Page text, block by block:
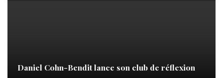
Daniel Cohn-Bendit lance son club de réflexion